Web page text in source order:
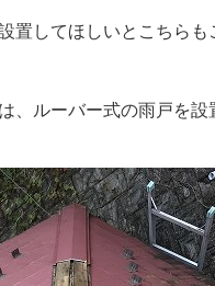
置してほしいとこちらも
、ルーバー式の雨戸を設